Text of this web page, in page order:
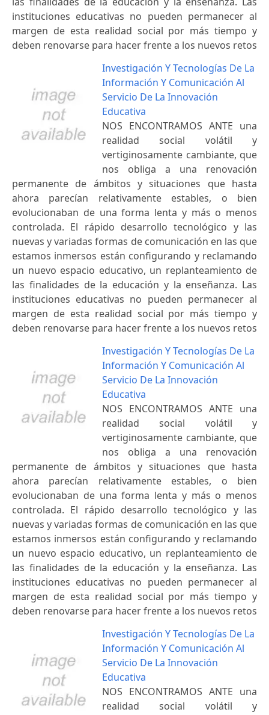
instituciones educativas no pueden permanecer al
margen de esta realidad social por más tiempo y
deben renovarse para hacer frente a los nuevos retos
Investigación Y Tecnologías De La
Información Y Comunicación Al
Servicio De La Innovación
Educativa
NOS ENCONTRAMOS ANTE una
realidad social volátil y
vertiginosamente cambiante, que
nos obliga a una renovación
permanente de ámbitos y situaciones que hasta
ahora parecían relativamente estables, o bien
evolucionaban de una forma lenta y más o menos
controlada. El rápido desarrollo tecnológico y las
nuevas y variadas formas de comunicación en las que
estamos inmersos están configurando y reclamando
un nuevo espacio educativo, un replanteamiento de
las finalidades de la educación y la enseñanza. Las
instituciones educativas no pueden permanecer al
margen de esta realidad social por más tiempo y
deben renovarse para hacer frente a los nuevos retos
Investigación Y Tecnologías De La
Información Y Comunicación Al
Servicio De La Innovación
Educativa
NOS ENCONTRAMOS ANTE una
realidad social volátil y
vertiginosamente cambiante, que
nos obliga a una renovación
permanente de ámbitos y situaciones que hasta
ahora parecían relativamente estables, o bien
evolucionaban de una forma lenta y más o menos
controlada. El rápido desarrollo tecnológico y las
nuevas y variadas formas de comunicación en las que
estamos inmersos están configurando y reclamando
un nuevo espacio educativo, un replanteamiento de
las finalidades de la educación y la enseñanza. Las
instituciones educativas no pueden permanecer al
margen de esta realidad social por más tiempo y
deben renovarse para hacer frente a los nuevos retos
Investigación Y Tecnologías De La
Información Y Comunicación Al
Servicio De La Innovación
Educativa
NOS ENCONTRAMOS ANTE una
realidad social volátil y